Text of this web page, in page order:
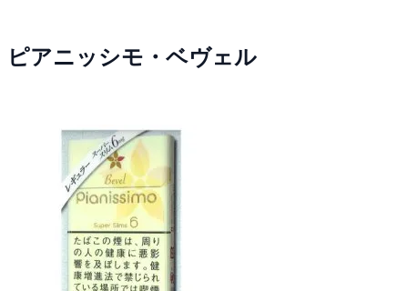
ピアニッシモ・ベヴェル